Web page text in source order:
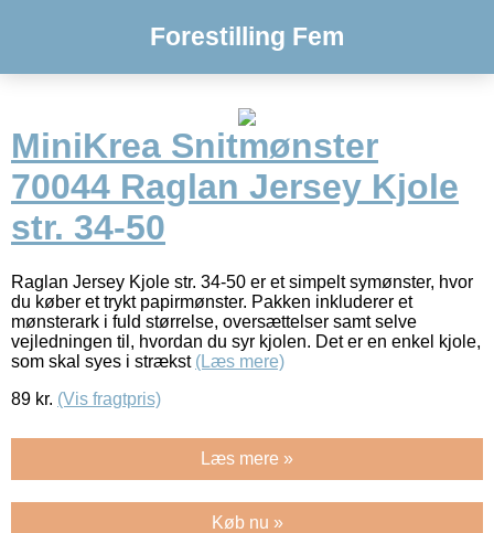
Forestilling Fem
MiniKrea Snitmønster
70044 Raglan Jersey Kjole
str. 34-50
Raglan Jersey Kjole str. 34-50 er et simpelt symønster, hvor
du køber et trykt papirmønster. Pakken inkluderer et
mønsterark i fuld størrelse, oversættelser samt selve
vejledningen til, hvordan du syr kjolen. Det er en enkel kjole,
som skal syes i strækst (Læs mere)
89 kr. (Vis fragtpris)
Læs mere »
Køb nu »